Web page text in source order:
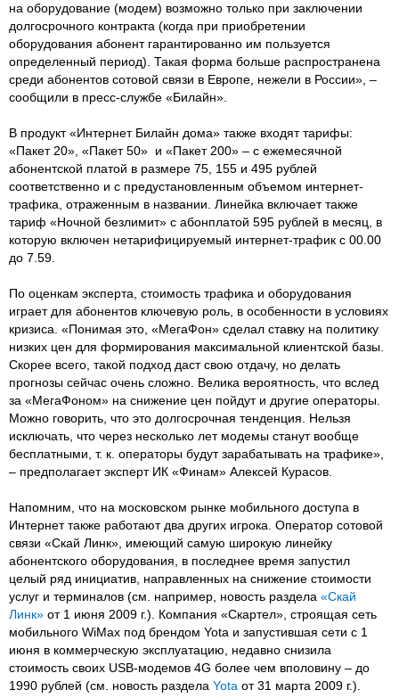
на оборудование (модем) возможно только при заключении
долгосрочного контракта (когда при приобретении
оборудования абонент гарантированно им пользуется
определенный период). Такая форма больше распространена
среди абонентов сотовой связи в Европе, нежели в России», –
сообщили в пресс-службе «Билайн».
В продукт «Интернет Билайн дома» также входят тарифы:
«Пакет 20», «Пакет 50» и «Пакет 200» – с ежемесячной
абонентской платой в размере 75, 155 и 495 рублей
соответственно и с предустановленным объемом интернет-
трафика, отраженным в названии. Линейка включает также
тариф «Ночной безлимит» с абонплатой 595 рублей в месяц, в
которую включен нетарифицируемый интернет-трафик с 00.00
до 7.59.
По оценкам эксперта, стоимость трафика и оборудования
играет для абонентов ключевую роль, в особенности в условиях
кризиса. «Понимая это, «МегаФон» сделал ставку на политику
низких цен для формирования максимальной клиентской базы.
Скорее всего, такой подход даст свою отдачу, но делать
прогнозы сейчас очень сложно. Велика вероятность, что вслед
за «МегаФоном» на снижение цен пойдут и другие операторы.
Можно говорить, что это долгосрочная тенденция. Нельзя
исключать, что через несколько лет модемы станут вообще
бесплатными, т. к. операторы будут зарабатывать на трафике»,
– предполагает эксперт ИК «Финам» Алексей Курасов.
Напомним, что на московском рынке мобильного доступа в
Интернет также работают два других игрока. Оператор сотовой
связи «Скай Линк», имеющий самую широкую линейку
абонентского оборудования, в последнее время запустил
целый ряд инициатив, направленных на снижение стоимости
услуг и терминалов (см. например, новость раздела «Скай
Линк» от 1 июня 2009 г.). Компания «Скартел», строящая сеть
мобильного WiMax под брендом Yota и запустившая сети с 1
июня в коммерческую эксплуатацию, недавно снизила
стоимость своих USB-модемов 4G более чем вполовину – до
1990 рублей (см. новость раздела Yota от 31 марта 2009 г.).